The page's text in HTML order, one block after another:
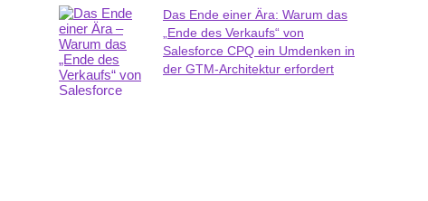
Das Ende einer Ära: Warum das
„Ende des Verkaufs“ von
Salesforce CPQ ein Umdenken in
der GTM-Architektur erfordert